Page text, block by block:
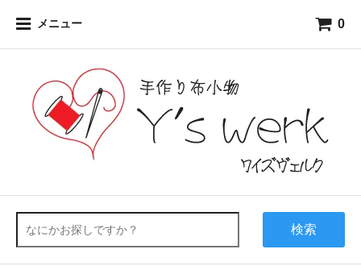
メニュー 0
検索